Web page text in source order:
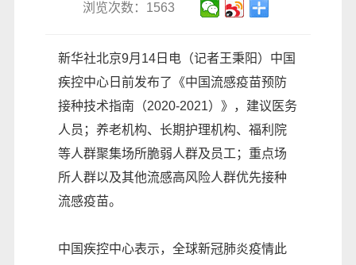
浏览次数：1563
新华社北京9月14日电（记者王秉阳）中国
疾控中心日前发布了《中国流感疫苗预防
接种技术指南（2020-2021）》，建议医务
人员；养老机构、长期护理机构、福利院
等人群聚集场所脆弱人群及员工；重点场
所人群以及其他流感高风险人群优先接种
流感疫苗。
中国疾控中心表示，全球新冠肺炎疫情此